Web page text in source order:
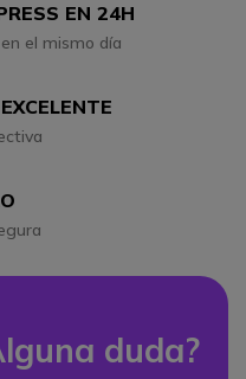
EN 24H
el mismo día
duda?